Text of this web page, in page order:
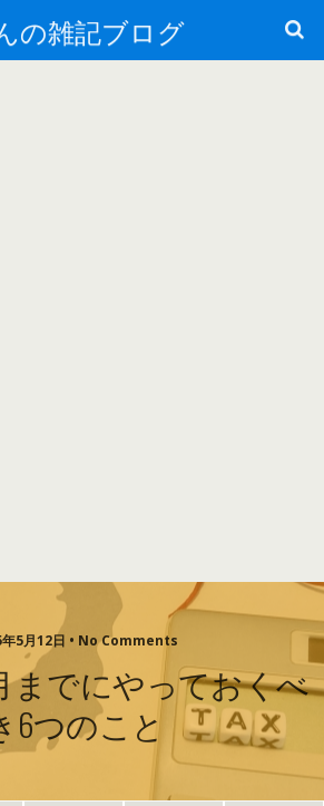
の雑記ブログ
年5月12日 • No Comments
までにやっておくべ
6つのこと